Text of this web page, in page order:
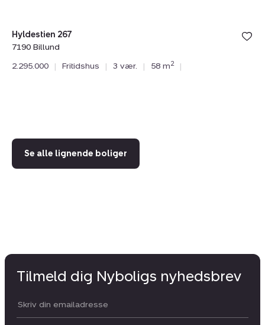
Hyldestien 267
7190 Billund
2.295.000
| Fritidshus | 3 vær. | 58 m2 |
Se alle lignende boliger
Tilmeld dig Nyboligs nyhedsbrev
Din email: